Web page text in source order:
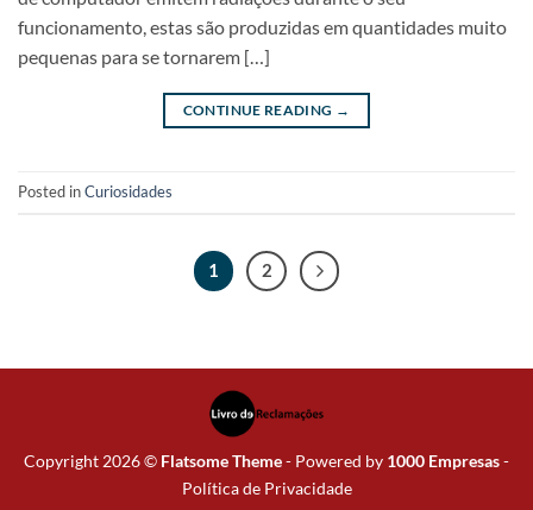
funcionamento, estas são produzidas em quantidades muito
pequenas para se tornarem […]
CONTINUE READING →
Posted inCuriosidades
1 2
Copyright 2026 © Flatsome Theme- Powered by 1000 Empresas-
Política de Privacidade